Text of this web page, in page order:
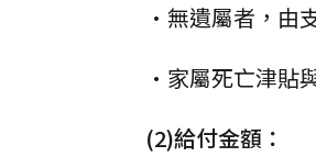
•無遺屬者，由
•家屬死亡津貼
(2)給付金額：